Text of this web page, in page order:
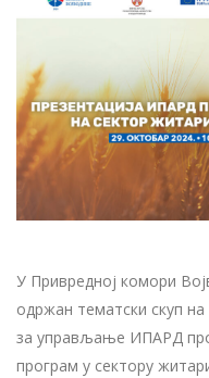
У Привредној комори
одржан тематски скуп
за управљање ИПАРД
програм у сектору